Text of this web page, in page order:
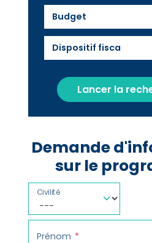
Budget
Lancer la
Demande
sur le
Civilité
Prénom